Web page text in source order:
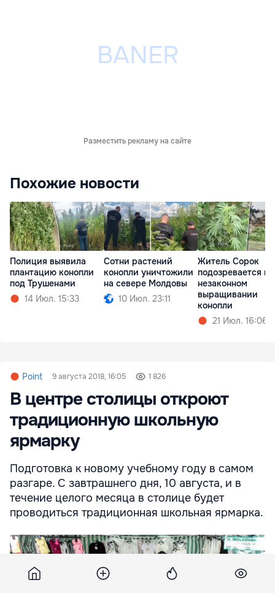
Разместить рекламу на сайте
Похожие новости
Полиция выявила
плантацию конопли
под Трушенами
14 Июл. 15:33
Сотни растений
конопли уничтожили
на севере Молдовы
10 Июл. 23:11
Житель Сорок
подозревается в
незаконном
выращивании
конопли
21 Июл. 16:06
Point 9 августа 2018, 16:05 1 826
В центре столицы откроют
традиционную школьную
ярмарку
Подготовка к новому учебному году в самом
разгаре. С завтрашнего дня, 10 августа, и в
течение целого месяца в столице будет
проводиться традиционная школьная ярмарка.